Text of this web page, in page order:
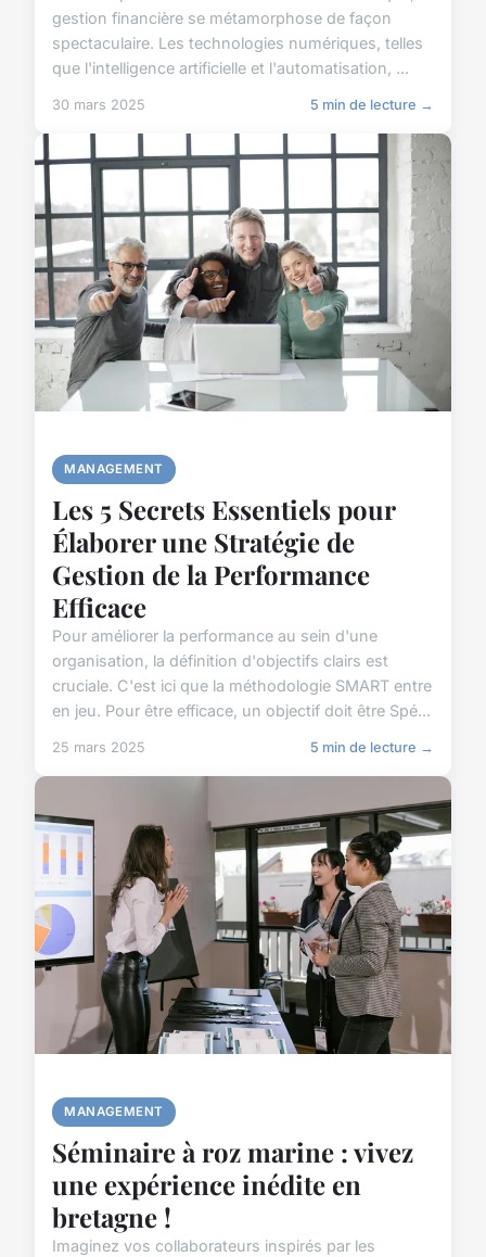
gestion financière se métamorphose de façon
spectaculaire. Les technologies numériques, telles
que l'intelligence artificielle et l'automatisation, ...
30 mars 2025 5 min de lecture →
MANAGEMENT
Les 5 Secrets Essentiels pour
Élaborer une Stratégie de
Gestion de la Performance
Efficace
Pour améliorer la performance au sein d'une
organisation, la définition d'objectifs clairs est
cruciale. C'est ici que la méthodologie SMART entre
en jeu. Pour être efficace, un objectif doit être Spé...
25 mars 2025 5 min de lecture →
MANAGEMENT
Séminaire à roz marine : vivez
une expérience inédite en
bretagne !
Imaginez vos collaborateurs inspirés par les